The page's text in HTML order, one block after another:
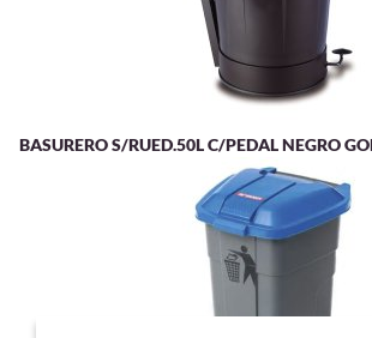
BASURERO S/RUED.50L C/PEDAL NEGRO